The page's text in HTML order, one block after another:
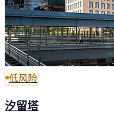
低风险
汐留塔